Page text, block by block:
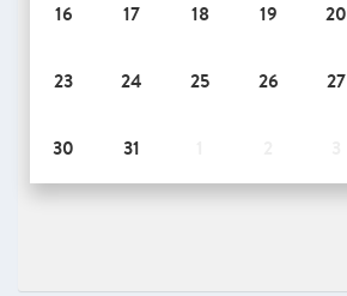
16 17 18 19 20
23 24 25 26 27
30 31